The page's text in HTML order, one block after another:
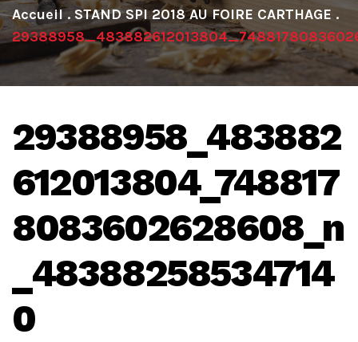
. STAND SPI 2018 AU FOIRE CARTHAGE .
29388958_483882
612013804_748817
8083602628608_n
_48388258534714
0